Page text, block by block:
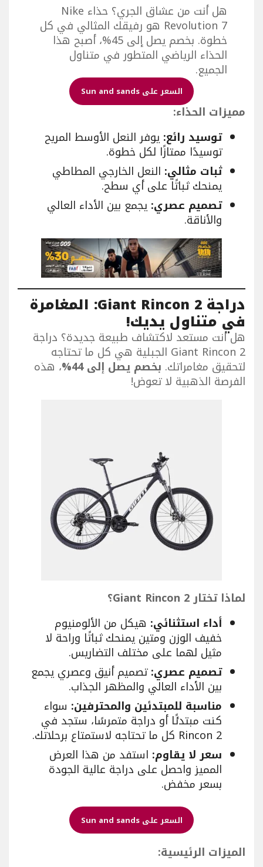
هل أنت من عشاق الجري؟ حذاء Nike
Revolution 7 هو رفيقك المثالي في كل
خطوة. بخصم يصل إلى 45%، أصبح هذا
الحذاء الرياضي المتطور في متناول
الجميع.
السعر على Sun and sands
مميزات الحذاء:
توسيد رائع: يوفر النعل الأوسط المريح
توسيدًا ممتازًا لكل خطوة.
ثبات مثالي: النعل الخارجي المطاطي
يمنحك ثباتًا على أي سطح.
تصميم عصري: يجمع بين الأداء العالي
والأناقة.
دراجة Giant Rincon 2: المغامرة
في متناول يديك!
هل أنت مستعد لاكتشاف طبيعة جديدة؟ دراجة
Giant Rincon 2 الجبلية هي كل ما تحتاجه
لتحقيق مغامراتك. بخصم يصل إلى 44% ، هذه
الفرصة الذهبية لا تعوض!
لماذا تختار Giant Rincon 2؟
أداء استثنائي: هيكل من الألومنيوم
خفيف الوزن ومتين يمنحك ثباتًا وراحة لا
مثيل لهما على مختلف التضاريس.
تصميم عصري:تصميم أنيق وعصري يجمع
بين الأداء العالي والمظهر الجذاب.
مناسبة للمبتدئين والمحترفين: سواء
كنت مبتدئًا أو دراجة متمرسًا، ستجد في
Rincon 2 كل ما تحتاجه لاستمتاع برحلاتك.
سعر لا يقاوم: استفد من هذا العرض
المميز واحصل على دراجة عالية الجودة
بسعر مخفض.
السعر على Sun and sands
الميزات الرئيسية: